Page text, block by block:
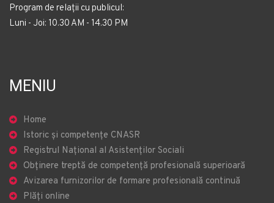
Program de relații cu publicul:
Luni - Joi: 10.30 AM - 14.30 PM
MENIU
Home
Istoric și competențe CNASR
Registrul Național al Asistenților Sociali
Obținere treptă de competență profesională superioară
Avizarea furnizorilor de formare profesională continuă
Plăți online